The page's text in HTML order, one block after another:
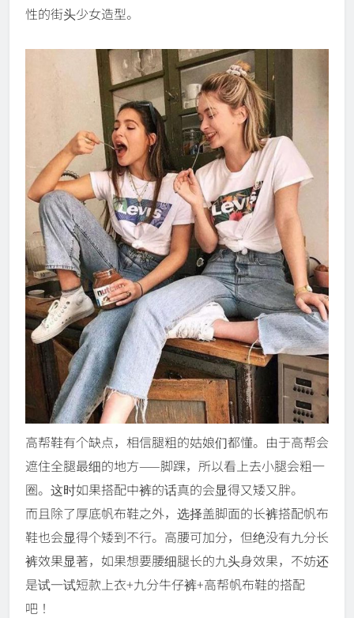
性的街头少女造型。
高帮鞋有个缺点，相信腿粗的姑娘们都懂。由于高帮会
遮住全腿最细的地方——脚踝，所以看上去小腿会粗一
圈。这时如果搭配中裤的话真的会显得又矮又胖。
而且除了厚底帆布鞋之外，选择盖脚面的长裤搭配帆布
鞋也会显得个矮到不行。高腰可加分，但绝没有九分长
裤效果显著，如果想要腰细腿长的九头身效果，不妨还
是试一试短款上衣+九分牛仔裤+高帮帆布鞋的搭配
吧！